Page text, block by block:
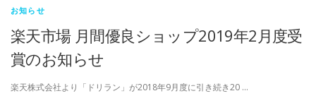
お知らせ
楽天市場 月間優良ショップ2019年2月度受
賞のお知らせ
楽天株式会社より「ドリラン」が2018年9月度に引き続き20 …